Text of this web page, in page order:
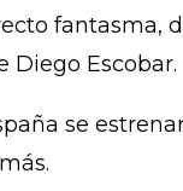
fantasma,
Diego Escobar.
se